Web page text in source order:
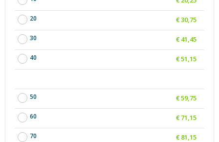
20
30
40
€ 30,75
€ 41,45
€ 51,15
50
60
70
€ 59,75
€ 71,15
€ 81,15